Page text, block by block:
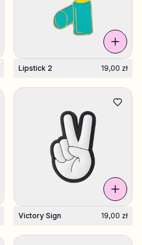
Lipstick 2 19,00 zł
Victory Sign 19,00 zł